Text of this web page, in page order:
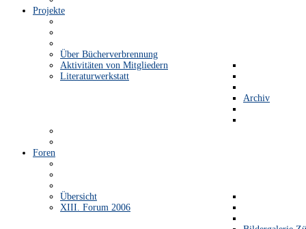
Projekte
Über Bücherverbrennung
Aktivitäten von Mitgliedern
Literaturwerkstatt
Archiv
Foren
Übersicht
XIII. Forum 2006